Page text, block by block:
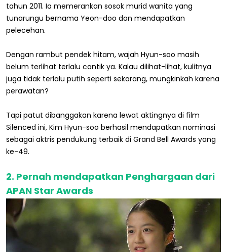
tahun 2011. Ia memerankan sosok murid wanita yang
tunarungu bernama Yeon-doo dan mendapatkan
pelecehan.
Dengan rambut pendek hitam, wajah Hyun-soo masih
belum terlihat terlalu cantik ya. Kalau dilihat-lihat, kulitnya
juga tidak terlalu putih seperti sekarang, mungkinkah karena
perawatan?
Tapi patut dibanggakan karena lewat aktingnya di film
Silenced ini, Kim Hyun-soo berhasil mendapatkan nominasi
sebagai aktris pendukung terbaik di Grand Bell Awards yang
ke-49.
2. Pernah mendapatkan Penghargaan dari
APAN Star Awards